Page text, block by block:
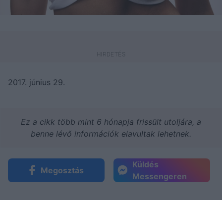
2017. június 29.
Ez a cikk több mint 6 hónapja frissült utoljára, a
benne lévő információk elavultak lehetnek.
Megosztás
Küldés
Messengeren